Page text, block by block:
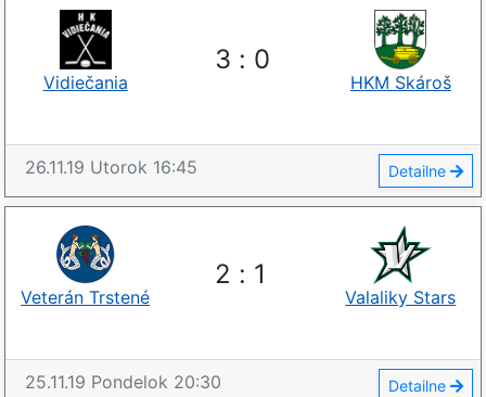
3 : 0
Vidiečania HKM Skároš
26.11.19 Utorok 16:45 Detailne
2 : 1
Veterán Trstené Valaliky Stars
25.11.19 Pondelok 20:30 Detailne